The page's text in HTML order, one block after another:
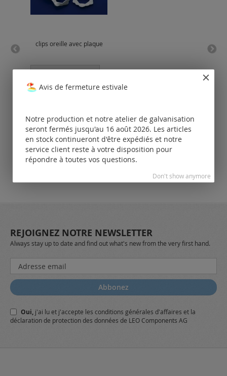
clips oreille avec plaque
Tarifs
uniquement
REJOIGNEZ NOTRE NEWSLETTER
Always stay up to date and find out what's new from the very first hand.
Inscription
à
notre
lettre
:
Abbonez
Oui, j'ai lu et j'accepte les conditions générales d'affaires et la
déclaration de protection des données de LEO Components AG
Avis de fermeture estivale
Notre production et notre atelier de galvanisation
seront fermés jusqu'au 16 août 2026. Les articles
en stock continueront d'être expédiés et notre
service client reste à votre disposition pour
répondre à toutes vos questions.
Don't show anymore